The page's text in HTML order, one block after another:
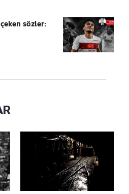
sözler: